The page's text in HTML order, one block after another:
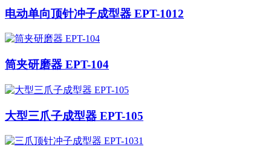
电动单向顶针冲子成型器 EPT-1012
筒夹研磨器 EPT-104
大型三爪子成型器 EPT-105